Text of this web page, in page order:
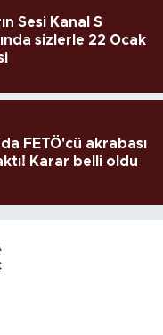
Sesi Kanal S
sizlerle 22 Ocak
FETÖ'cü akrabası
Karar belli oldu